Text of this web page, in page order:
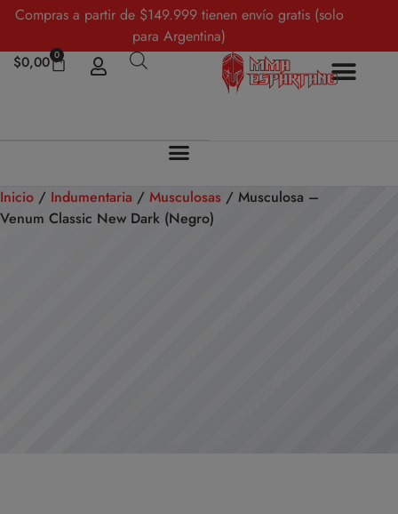
Compras a partir de $149.999 tienen envío gratis (solo
para Argentina)
$0,00 0
Inicio / Indumentaria / Musculosas / Musculosa –
Venum Classic New Dark (Negro)